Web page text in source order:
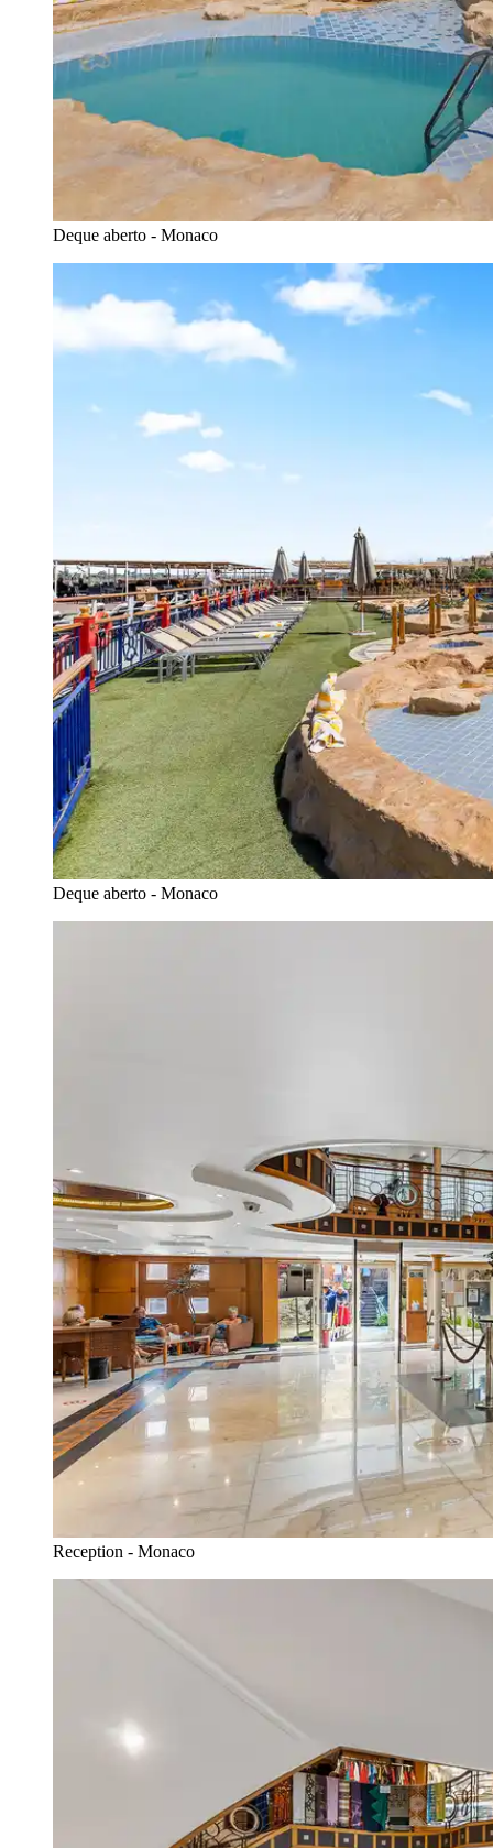
Deque aberto - Monaco
Deque aberto - Monaco
Reception - Monaco